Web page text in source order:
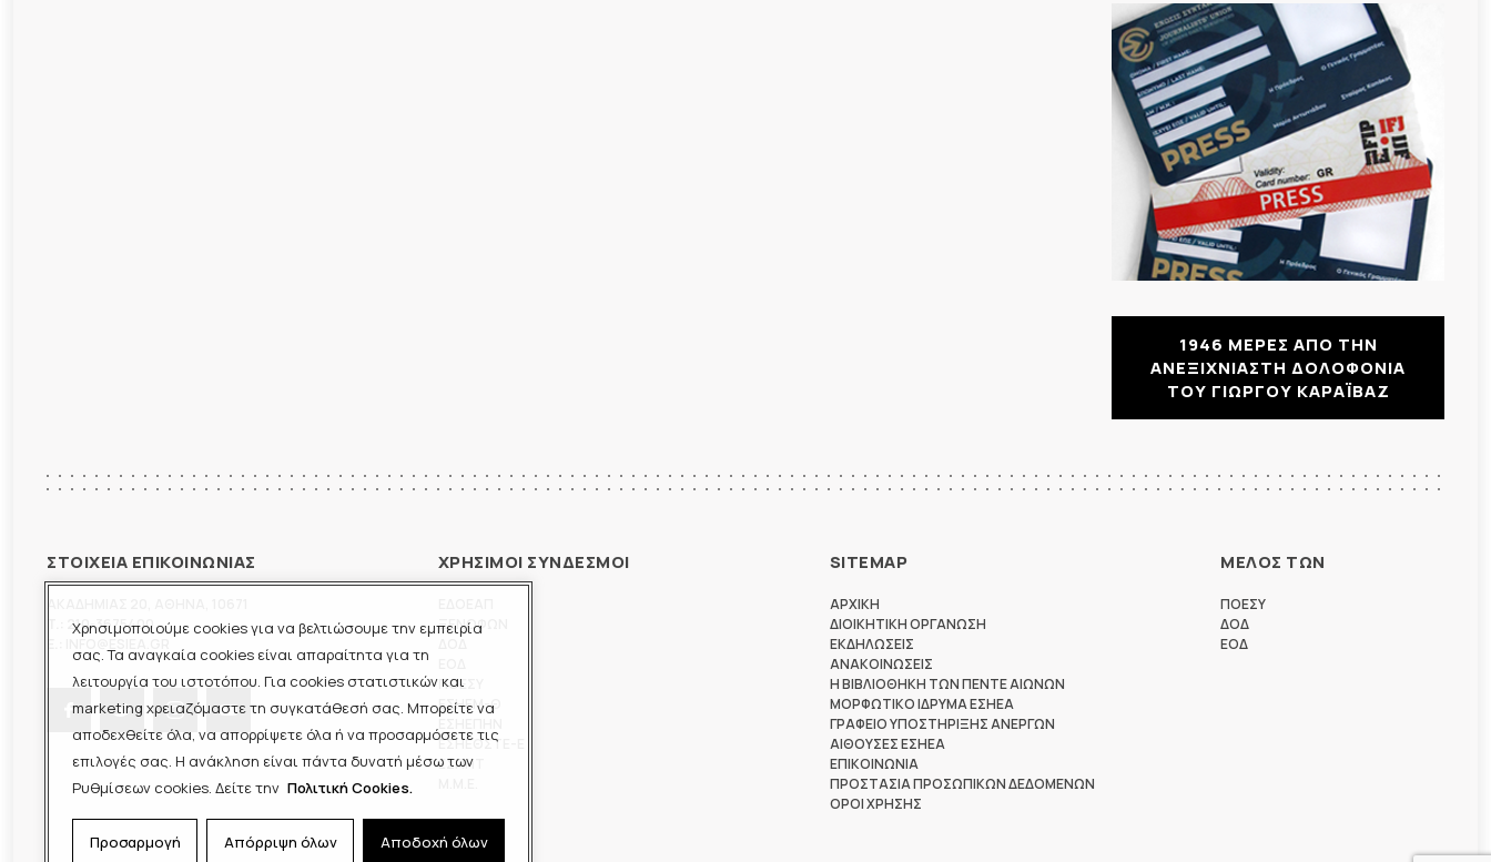
Χρησιμοποιούμε cookies για να βελτιώσουμε την εμπειρία
σας. Τα αναγκαία cookies είναι απαραίτητα για τη
λειτουργία του ιστοτόπου. Για cookies στατιστικών και
marketing χρειαζόμαστε τη συγκατάθεσή σας. Μπορείτε να
αποδεχθείτε όλα, να απορρίψετε όλα ή να προσαρμόσετε τις
επιλογές σας. Η ανάκληση είναι πάντα δυνατή μέσω των
Ρυθμίσεων cookies. Δείτε την Πολιτική Cookies.
Προσαρμογή Απόρριψη όλων Αποδοχή όλων
1946 ΜΕΡΕΣ ΑΠΟ ΤΗΝ
ΑΝΕΞΙΧΝΙΑΣΤΗ ΔΟΛΟΦΟΝΙΑ
ΤΟΥ ΓΙΩΡΓΟΥ ΚΑΡΑΪΒΑΖ
ΣΤΟΙΧΕΙΑ ΕΠΙΚΟΙΝΩΝΙΑΣ
210-3675400
ΧΡΗΣΙΜΟΙ ΣΥΝΔΕΣΜΟΙ
ΞΕΝΟΦΩΝ
ΠΟΕΣΥ
ΕΣΗΕΜ-Θ
ΕΣΗΕΘΣΤΕ-Ε
ΕΣΠΗΤ
SITEMAP
ΑΡΧΙΚΗ
ΔΙΟΙΚΗΤΙΚΗ ΟΡΓΑΝΩΣΗ
ΕΚΔΗΛΩΣΕΙΣ
ΑΝΑΚΟΙΝΩΣΕΙΣ
Η ΒΙΒΛΙΟΘΗΚΗ ΤΩΝ ΠΕΝΤΕ ΑΙΩΝΩΝ
ΜΟΡΦΩΤΙΚΟ ΙΔΡΥΜΑ ΕΣΗΕΑ
ΓΡΑΦΕΙΟ ΥΠΟΣΤΗΡΙΞΗΣ ΑΝΕΡΓΩΝ
ΑΙΘΟΥΣΕΣ ΕΣΗΕΑ
ΕΠΙΚΟΙΝΩΝΙΑ
ΠΡΟΣΤΑΣΙΑ ΠΡΟΣΩΠΙΚΩΝ ΔΕΔΟΜΕΝΩΝ
ΟΡΟΙ ΧΡΗΣΗΣ
ΜΕΛΟΣ ΤΩΝ
ΠΟΕΣΥ
ΔΟΔ
ΕΟΔ